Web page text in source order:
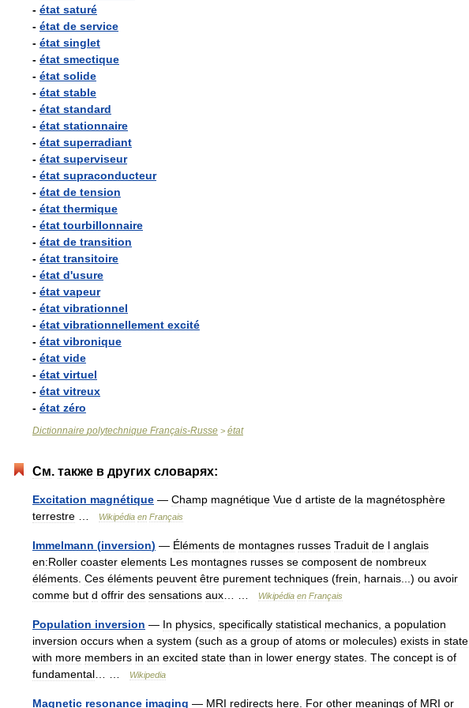
- état saturé
- état de service
- état singlet
- état smectique
- état solide
- état stable
- état standard
- état stationnaire
- état superradiant
- état superviseur
- état supraconducteur
- état de tension
- état thermique
- état tourbillonnaire
- état de transition
- état transitoire
- état d'usure
- état vapeur
- état vibrationnel
- état vibrationnellement excité
- état vibronique
- état vide
- état virtuel
- état vitreux
- état zéro
Dictionnaire polytechnique Français-Russe > état
См. также в других словарях:
Excitation magnétique — Champ magnétique Vue d artiste de la magnétosphère
terrestre
Wikipédia en Français
Immelmann (inversion) — Éléments de montagnes russes Traduit de l anglais
en:Roller coaster elements Les montagnes russes se composent de nombreux
éléments Ces éléments peuvent être purement techniques (frein harnais ...) ou avoir
comme but d offrir des sensations aux Wikipédia en Français
Population inversion — In physics specifically statistical mechanics a population
inversion occurs when a system (such as a group of atoms or molecules) exists in state
with more members in an excited state than in lower energy states The concept is of
fundamental
Wikipedia
Magnetic resonance imaging — MRI redirects here For other meanings of MRI or